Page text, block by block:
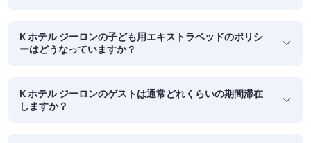
K ホテル ジーロンの子ども用エキストラベッドのポリシ
ーはどうなっていますか？
K ホテル ジーロンのゲストは通常どれくらいの期間滞在
しますか？